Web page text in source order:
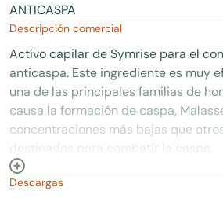
ANTICASPA
Descripción comercial
Activo capilar de Symrise para el
anticaspa. Este ingrediente es muy
una de las principales familias de
causa la formación de caspa,
concentraciones más bajas que
destinados para combatir la caspa.
Descargas